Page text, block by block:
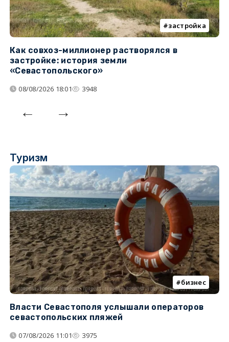
застройка
Как совхоз-миллионер растворялся в
застройке: история земли
«Севастопольского»
08/08/2026 18:01 3948
Туризм
бизнес
Власти Севастополя услышали операторов
севастопольских пляжей
07/08/2026 11:01 3975